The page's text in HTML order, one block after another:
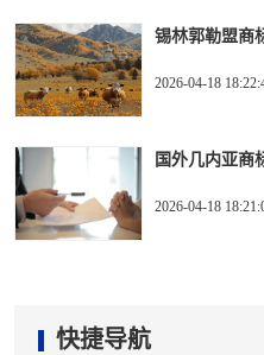
锡林郭勒盟商
2026-04-18
国外几内亚商
2026-04-18
快捷导航